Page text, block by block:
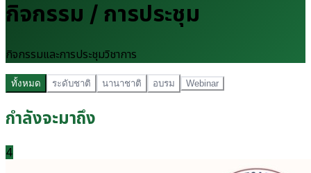
กิจกรรม / การประชุม
กิจกรรมและการประชุมวิชาการ
ทั้งหมด ระดับชาติ นานาชาติ อบรม Webinar
กำลังจะมาถึง
4